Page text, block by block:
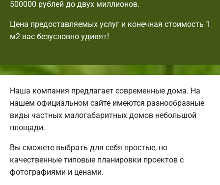
500000 рублей до двух миллионов.
Цена предоставляемых услуг и конечная стоимость 1
м2 вас безусловно удивят!
Наша компания предлагает современные дома. На
нашем официальном сайте имеются разнообразные
виды частных малогабаритных домов небольшой
площади.
Вы сможете выбрать для себя простые, но
качественные типовые планировки проектов с
фотографиями и ценами.